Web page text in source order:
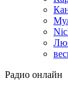
Радио онлайн